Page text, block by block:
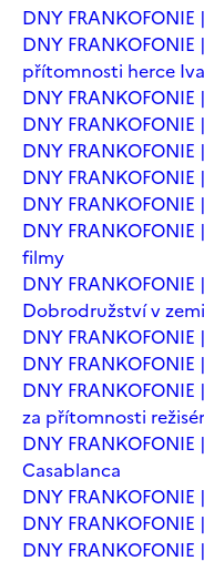
DNY FRANKOFONIE
DNY
přítomnosti herce
DNY
DNY
DNY
DNY
DNY
DNY
filmy
DNY
Dobrodružství v
DNY
DNY
DNY
za přítomnosti
DNY
Casablanca
DNY
DNY
DNY